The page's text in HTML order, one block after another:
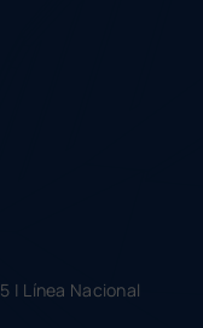
| Línea Nacional